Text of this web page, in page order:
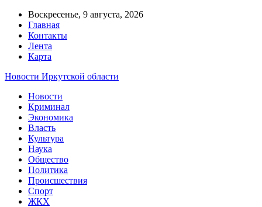
Воскресенье, 9 августа, 2026
Главная
Контакты
Лента
Карта
Новости Иркутской области
Новости
Криминал
Экономика
Власть
Культура
Наука
Общество
Политика
Происшествия
Спорт
ЖКХ